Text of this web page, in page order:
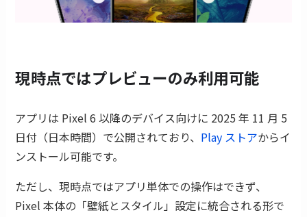
現時点ではプレビューのみ利用可能
アプリは Pixel 6 以降のデバイス向けに 2025 年 11 月 5
日付（日本時間）で公開されており、 Play ストアからイ
ンストール可能です。
ただし、現時点ではアプリ単体での操作はできず、
Pixel 本体の「壁紙とスタイル」設定に統合される形で